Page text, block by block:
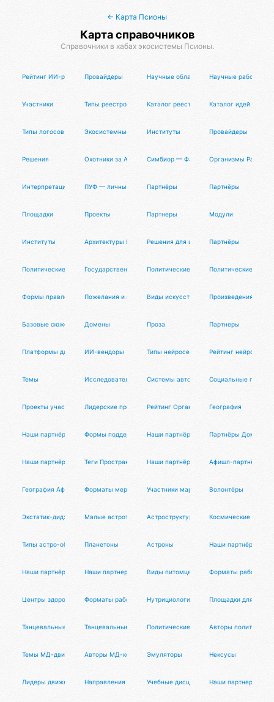
← Карта Псионы
Карта справочников
Справочники в хабах экосистемы Псионы.
Рейтинг ИИ-редакторов кода (IDE)
Провайдеры Научные области Научные работы
Участники Типы реестров советовКаталог реестров советовКаталог идей
Типы логосов Экосистемные логосыИнституты Провайдеры
Решения Охотники за Адской ПенойСимбиор — Фабрика ОМОрганизмы Разума
Интерпретации АкашиПУФ — личный циок Партнёры Партнёры
Площадки Проекты Партнеры Модули
Институты Архитектуры ПуфлераРешения для инференса нейросетей
Партнёры
Политические режимыГосударственные гео-модели
Политические роли Политические
Формы правления Пожелания и предложенияВиды искусств Произведения
Базовые сюжеты Домены Проза Партнеры
Платформы для ИИ-разработчиков
ИИ-вендоры Типы нейросетей Рейтинг нейросетей
Темы Исследователи Системы автоматизацииСоциальные
Проекты участниковЛидерские программыРейтинг Организаторов Афиста
География
Наши партнёры Формы поддержки Наши партнёры Партнёры Домиста
Наши партнёры Теги Пространств ДомистаНаши партнёры Афишл-партнёры
География Афиста ЛабФорматы мероприятийУчастники маркета Волонтёры
Экстатик-диджеи Малые астротела Астроструктуры Космические
Типы астро-объектовПланетоны Астроны Наши партнёры
Наши партнёры Наши партнеры Виды питомцев Форматы работы
Центры здоровья Форматы работы йога-мастеров
Нутрициологи Площадки для танц
Танцевальные проектыТанцевальные услугиПолитические темы Авторы
Темы МД-движения Авторы МД-контентаЭмуляторы Нексусы
Лидеры движения Направления коучингаУчебные дисциплиныНаши партнеры